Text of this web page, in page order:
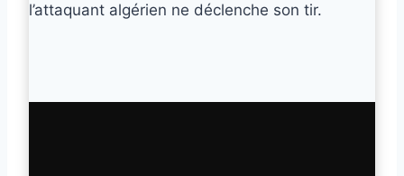
l’attaquant algérien ne déclenche son tir.